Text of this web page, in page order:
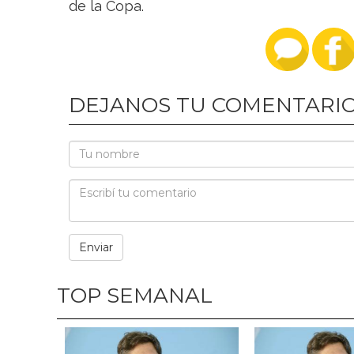
de la Copa.
DEJANOS TU
TOP SEMANAL